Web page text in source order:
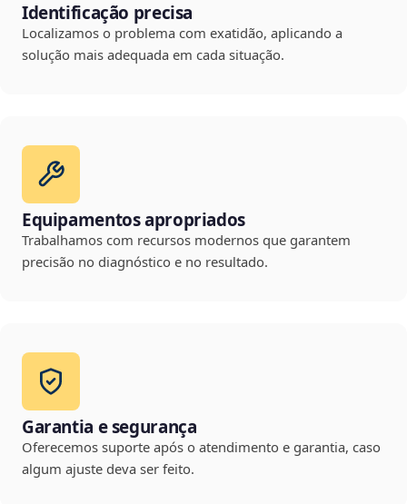
Identificação precisa
Localizamos o problema com exatidão, aplicando a
solução mais adequada em cada situação.
Equipamentos apropriados
Trabalhamos com recursos modernos que garantem
precisão no diagnóstico e no resultado.
Garantia e segurança
Oferecemos suporte após o atendimento e garantia, caso
algum ajuste deva ser feito.